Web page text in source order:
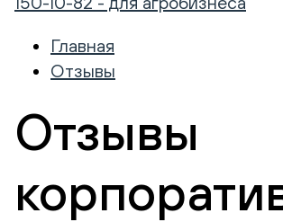
Главная
Отзывы
Отзывы